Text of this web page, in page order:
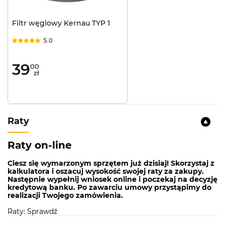
Liczba stopni regulacji:
Oświetlenie:
Szerokość:
Sterowanie:
PRACA JAKO WYCIĄG LUB POCHŁANIACZ
Wszystkie okapy KERNAU mają możliwość pracy w
trybie odprowadzania oparów do komina lub w
trybie recyrkulacji. Dzięki tej ważnej zalecie każdy z
Filtr węglowy Kernau TYP 1
5.0
3900
zł
Raty
Raty on-line
Ciesz się wymarzonym sprzętem już dzisiaj! Skorzystaj z
kalkulatora i oszacuj wysokość swojej raty za zakupy.
Następnie wypełnij wniosek online i poczekaj na decyzję
kredytową banku. Po zawarciu umowy przystąpimy do
realizacji Twojego zamówienia.
Raty: Sprawdź